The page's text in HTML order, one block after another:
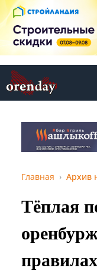
Главная Архив
Тёплая